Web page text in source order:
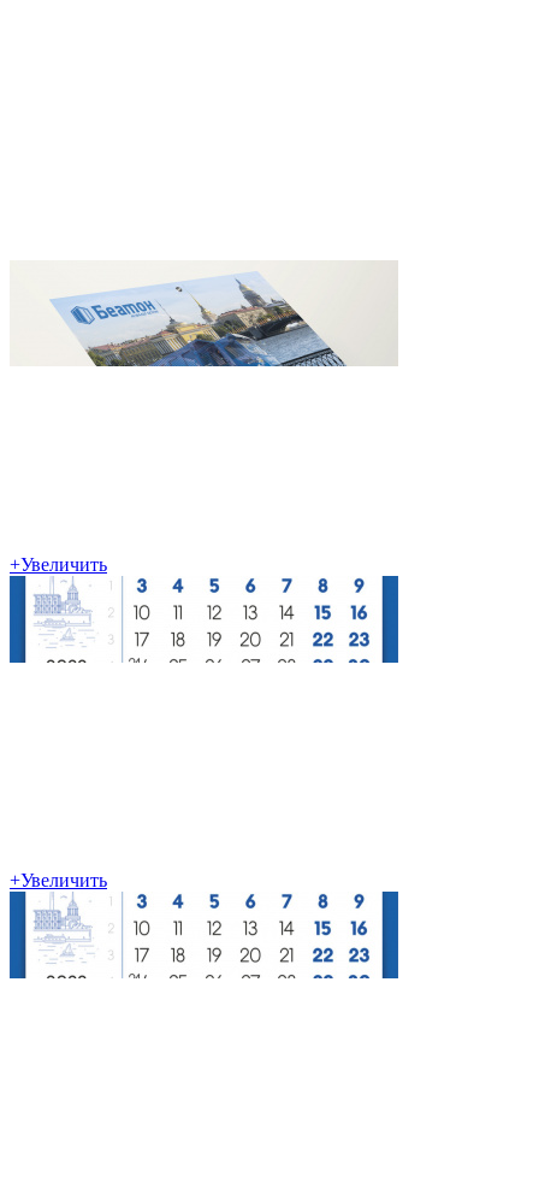
+Увеличить
+Увеличить